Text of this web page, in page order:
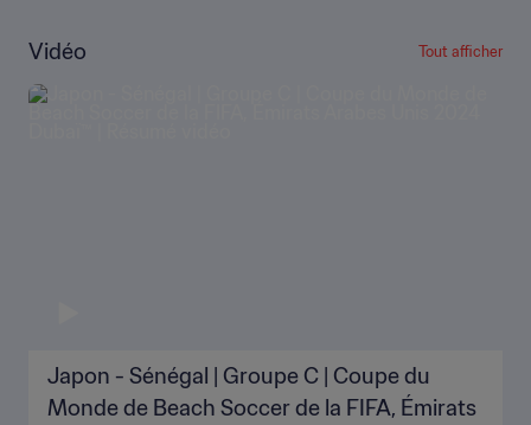
Vidéo Tout afficher
Japon - Sénégal | Groupe C | Coupe du
Monde de Beach Soccer de la FIFA, Émirats